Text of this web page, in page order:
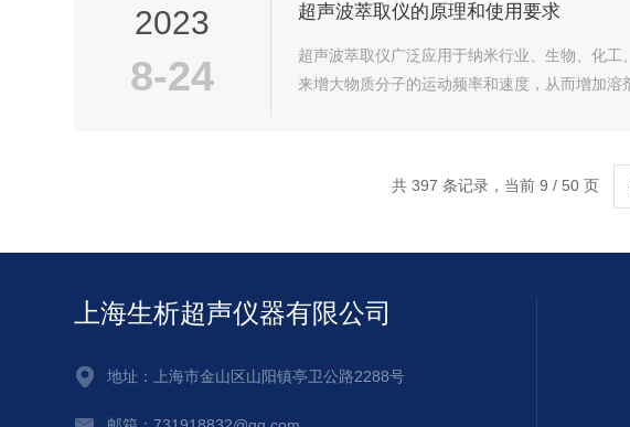
2023
8-24
超声波萃取仪的原理和使用要求
超声波萃取仪广泛应用于纳米行业、生物、化
来增大物质分子的运动频率和速度，从而增加溶
共 397 条记录，当前 9 / 50 页
上海生析超声仪器有限公司
地址：上海市金山区山阳镇亭卫公路2288号